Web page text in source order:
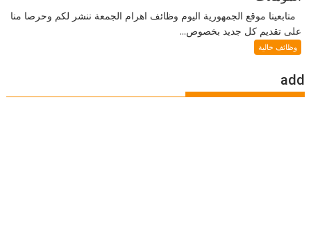
متابعينا موقع الجمهورية اليوم وظائف اهرام الجمعة ننشر لكم وحرصا منا
على تقديم كل جديد بخصوص...
وظائف خالية
add